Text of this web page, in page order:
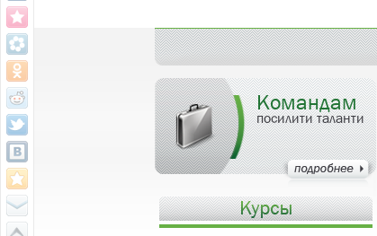
Командам
посилити таланти